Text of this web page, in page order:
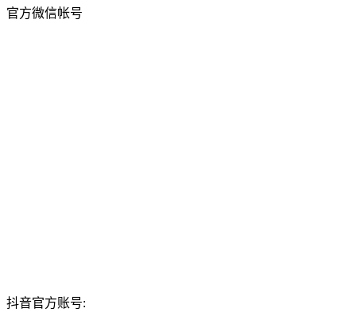
官方微信帐号
抖音官方账号: